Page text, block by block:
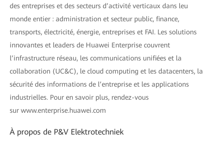
des entreprises et des secteurs d’activité verticaux dans leu
monde entier : administration et secteur public, finance,
transports, électricité, énergie, entreprises et FAI. Les solutions
innovantes et leaders de Huawei Enterprise couvrent
l’infrastructure réseau, les communications unifiées et la
collaboration (UC&C), le cloud computing et les datacenters, la
sécurité des informations de l’entreprise et les applications
industrielles. Pour en savoir plus, rendez-vous
sur www.enterprise.huawei.com
À propos de P&V Elektrotechniek